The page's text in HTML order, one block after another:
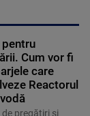
Cum vor fi
care
Reactorul
pregătiri și